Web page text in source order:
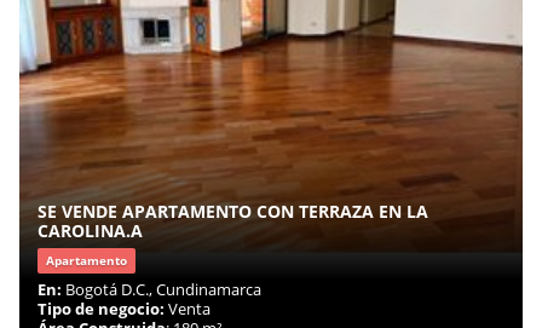
SE VENDE APARTAMENTO CON TERRAZA EN LA
CAROLINA.A
Apartamento
En: Bogotá D.C., Cundinamarca
Tipo de negocio: Venta